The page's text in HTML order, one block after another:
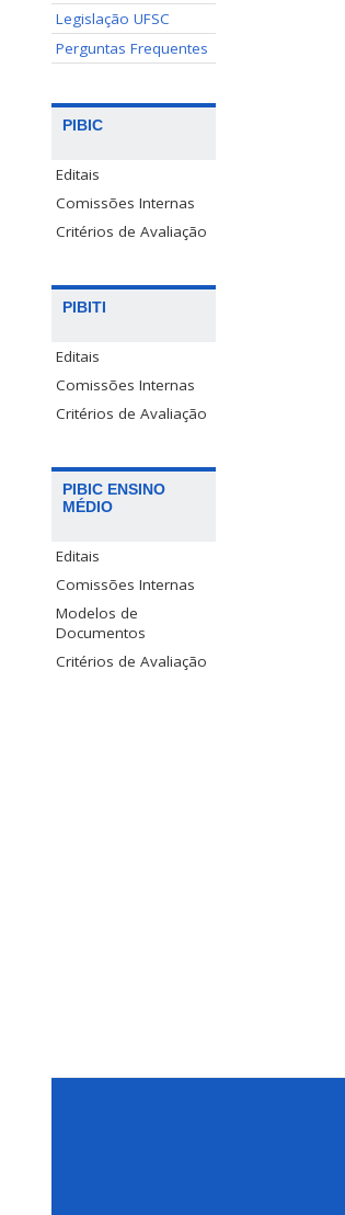
Legislação UFSC
Perguntas Frequentes
PIBIC
Editais
Comissões Internas
Critérios de Avaliação
PIBITI
Editais
Comissões Internas
Critérios de Avaliação
PIBIC ENSINO
MÉDIO
Editais
Comissões Internas
Modelos de
Documentos
Critérios de Avaliação